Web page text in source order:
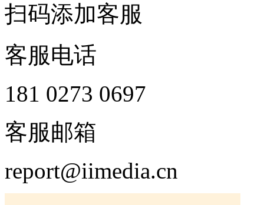
扫码添加客服
客服电话
181 0273 0697
客服邮箱
report@iimedia.cn